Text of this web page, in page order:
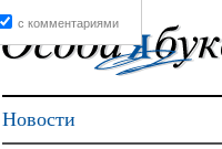
Новости
с комментариями